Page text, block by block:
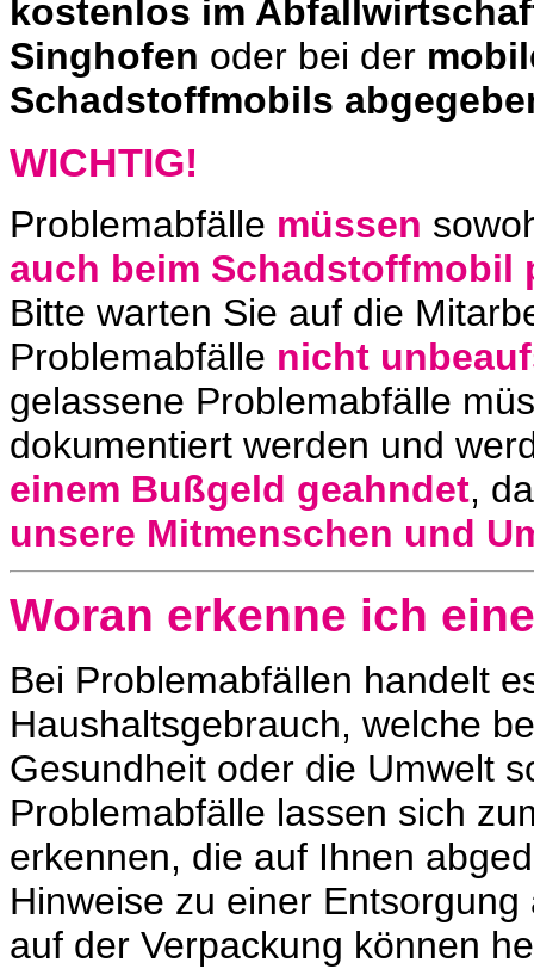
kostenlos im
Singhofen oder bei der
Schadstoffmobils
WICHTIG!
Problemabfälle müssen
auch beim Schadstoffmobil
Bitte warten Sie auf die
Problemabfälle nicht
gelassene Problemabfälle
dokumentiert werden und
einem Bußgeld geahndet,
unsere Mitmenschen und
Woran erkenne ich
Bei Problemabfällen handelt
Haushaltsgebrauch, welche
Gesundheit oder die Umwelt
Problemabfälle lassen sich
erkennen, die auf Ihnen
Hinweise zu einer
auf der Verpackung können